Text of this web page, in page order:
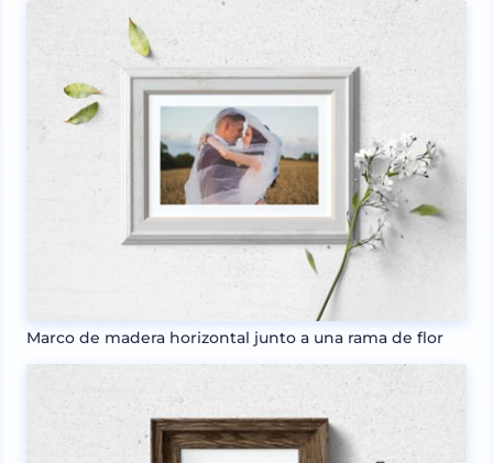
Marco de madera horizontal junto a una rama de flor